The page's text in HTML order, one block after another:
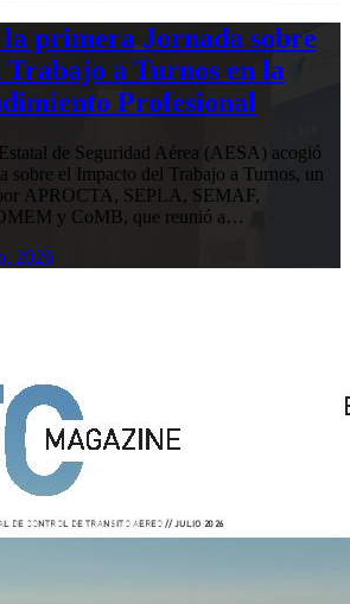
primera Jornada sobre
a Turnos en la
Profesional
de Seguridad Aérea (AESA) acogió
sobre el Impacto del Trabajo a Turnos, un
APROCTA, SEPLA, SEMAF,
y CoMB, que reunió a…
2026